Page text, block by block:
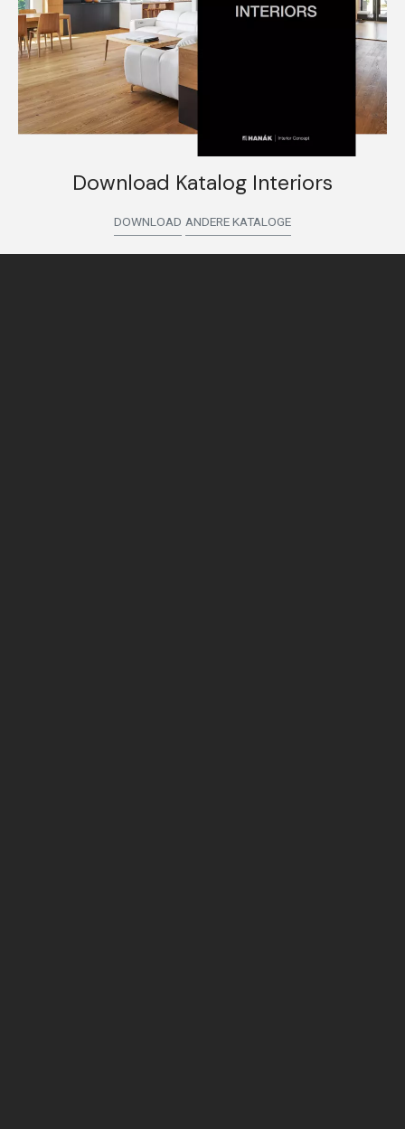
Download Katalog Interiors
DOWNLOAD ANDERE KATALOGE